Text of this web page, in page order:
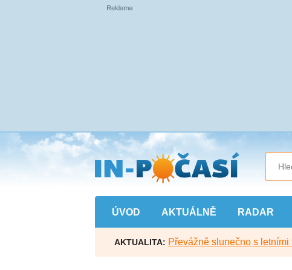
Přejít
na
hlavní
obsah
ÚVOD AKTUÁLNĚ RADAR
AKTUALITA: Převážně slunečno s letními